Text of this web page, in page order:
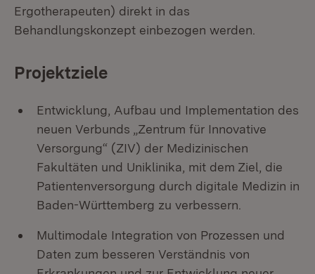
Ergotherapeuten) direkt in das
Behandlungskonzept einbezogen werden.
Projektziele
Entwicklung, Aufbau und Implementation des
neuen Verbunds „Zentrum für Innovative
Versorgung“ (ZIV) der Medizinischen
Fakultäten und Uniklinika, mit dem Ziel, die
Patientenversorgung durch digitale Medizin in
Baden-Württemberg zu verbessern.
Multimodale Integration von Prozessen und
Daten zum besseren Verständnis von